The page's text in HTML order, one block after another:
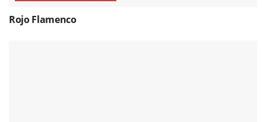
Rojo Flamenco